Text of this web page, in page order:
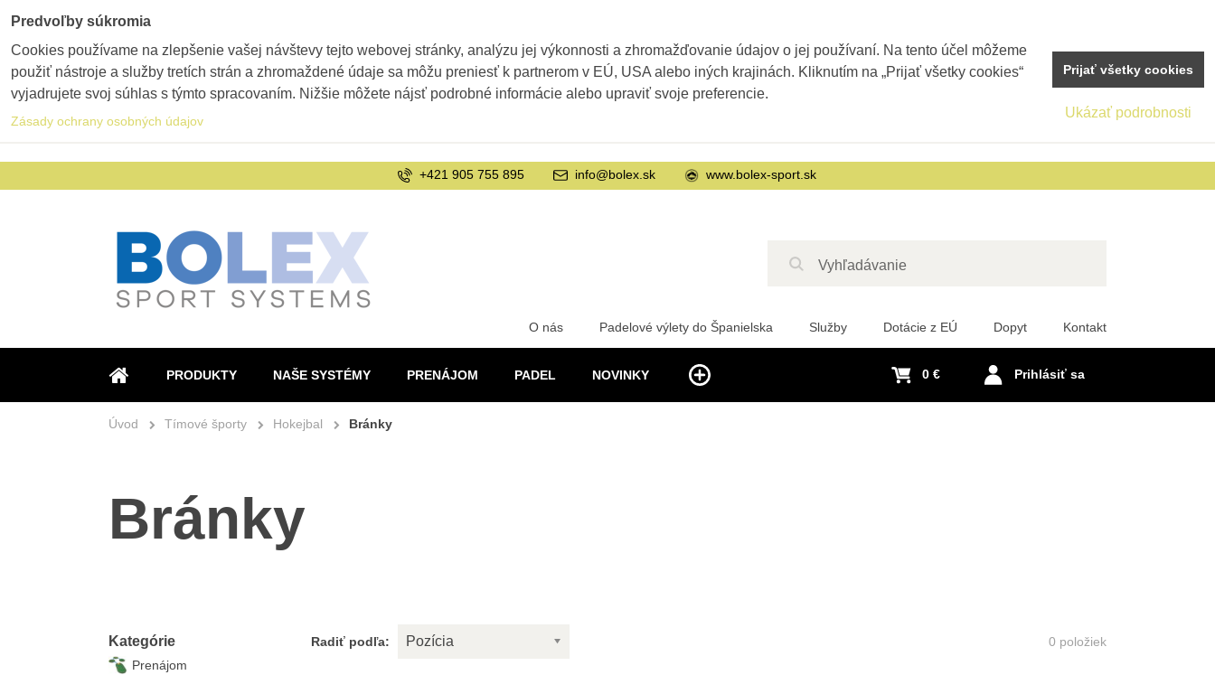
ÚVOD
PRODUKTY NAŠE SYSTÉMY PRENÁJOM PADEL NOVINKY
O nás Padelové výlety do Španielska Služby Dotácie z EÚ Dopyt Kontakt
Prihlásiť sa
0 €
+421 905 755 895 info@bolex.sk www.bolex-sport.sk
Úvod Tímové športy Hokejbal Bránky
Bránky
Radiť podľa: Pozícia 0 položiek
Kategórie
Prenájom
Predvoľby súkromia
Cookies používame na zlepšenie vašej návštevy tejto webovej stránky, analýzu jej výkonnosti a zhromažďovanie údajov o jej používaní. Na tento účel môžeme
použiť nástroje a služby tretích strán a zhromaždené údaje sa môžu preniesť k partnerom v EÚ, USA alebo iných krajinách. Kliknutím na „Prijať všetky cookies“
vyjadrujete svoj súhlas s týmto spracovaním. Nižšie môžete nájsť podrobné informácie alebo upraviť svoje preferencie.
Zásady ochrany osobných údajov
Ukázať podrobnosti
Prijať všetky cookies